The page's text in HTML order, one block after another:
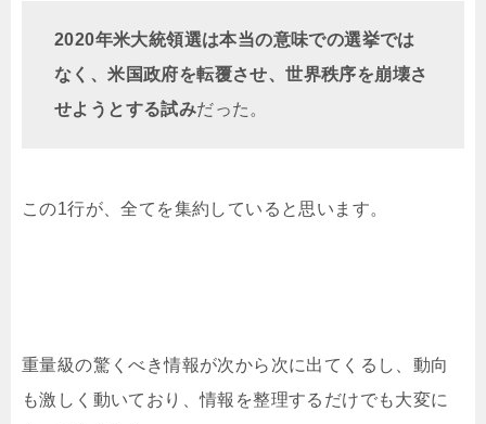
2020年米大統領選は本当の意味での選挙では
なく、米国政府を転覆させ、世界秩序を崩壊さ
せようとする試みだった。
この1行が、全てを集約していると思います。
重量級の驚くべき情報が次から次に出てくるし、動向
も激しく動いており、情報を整理するだけでも大変に